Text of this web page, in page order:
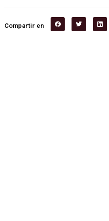
Compartir en